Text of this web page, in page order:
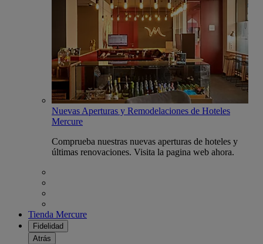
Nuevas Aperturas y Remodelaciones de Hoteles
Mercure
Comprueba nuestras nuevas aperturas de hoteles y
últimas renovaciones. Visita la pagina web ahora.
Tienda Mercure
Fidelidad
Atrás